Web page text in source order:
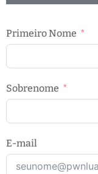
Primeiro Nome
Sobrenome
E-mail